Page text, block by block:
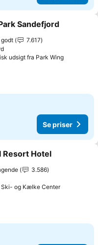
favoritter
Sandefjord
7.617
udsigt fra Park Wing
Se priser
favoritter
Resort Hotel
3.586
Ski- og Kælke Center